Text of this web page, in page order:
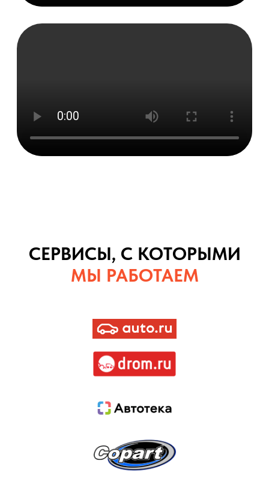
СЕРВИСЫ, С КОТОРЫМИ
МЫ РАБОТАЕМ